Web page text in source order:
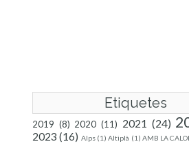
Etiquetes
2019 (8) 2020 (11) 2021 (24)
2023 (16) Alps (1) Altiplà (1) AMB LA